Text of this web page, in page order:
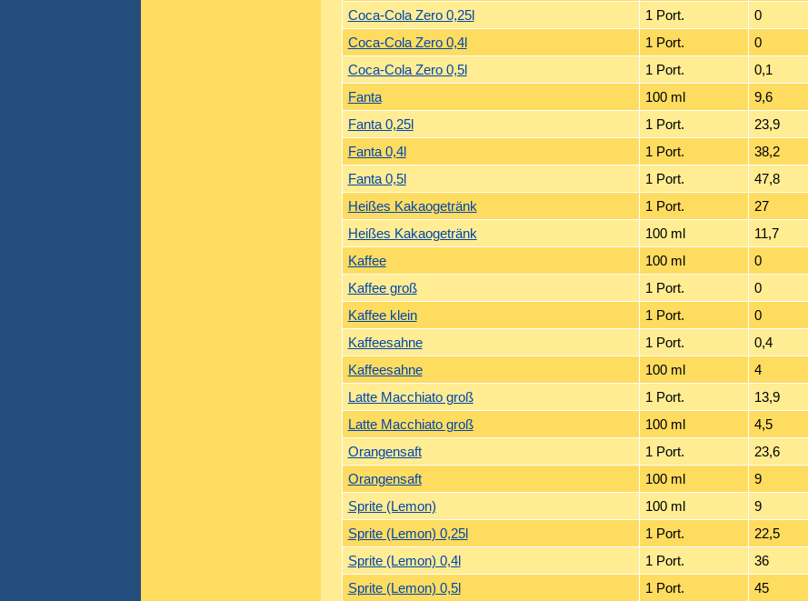
Coca-Cola Zero 0,25l
1 Port. 0
Coca-Cola Zero 0,4l
1 Port. 0
Coca-Cola Zero 0,5l
1 Port. 0,1
Fanta
100 ml 9,6
Fanta 0,25l
1 Port. 23,9
Fanta 0,4l
1 Port. 38,2
Fanta 0,5l
1 Port. 47,8
Heißes Kakaogetränk
1 Port. 27
Heißes Kakaogetränk
100 ml 11,7
Kaffee
100 ml 0
Kaffee groß
1 Port. 0
Kaffee klein
1 Port. 0
Kaffeesahne
1 Port. 0,4
Kaffeesahne
100 ml 4
Latte Macchiato groß
1 Port. 13,9
Latte Macchiato groß
100 ml 4,5
Orangensaft
1 Port. 23,6
Orangensaft
100 ml 9
Sprite (Lemon)
100 ml 9
Sprite (Lemon) 0,25l
1 Port. 22,5
Sprite (Lemon) 0,4l
1 Port. 36
Sprite (Lemon) 0,5l
1 Port. 45